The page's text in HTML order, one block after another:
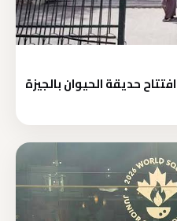
حديقة الحيوان بالجيزة